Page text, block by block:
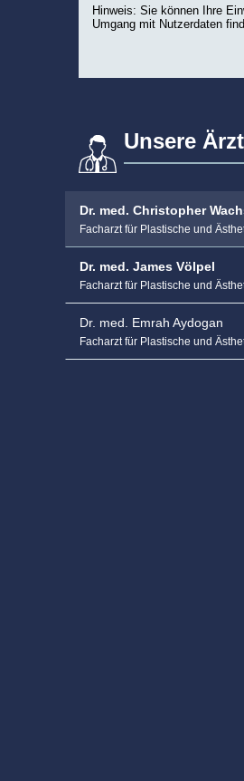
Hinweis: Sie können Ihre
Umgang mit Nutzerdaten
Unsere
Dr. med. Christopher
Facharzt für Plastische und
Dr. med. James Völpel
Facharzt für Plastische und
Dr. med. Emrah Aydogan
Facharzt für Plastische und